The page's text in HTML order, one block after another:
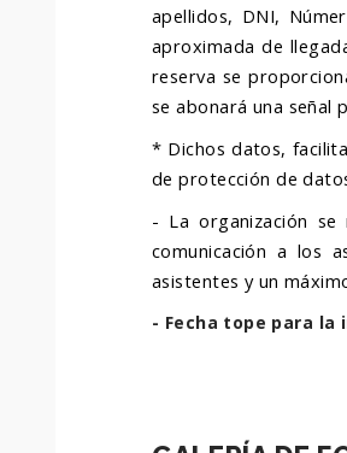
apellidos, DNI,
aproximada de
reserva se
se abonará una señal
* Dichos datos,
de protección de
- La organización
comunicación a los
asistentes y un
- Fecha tope para la